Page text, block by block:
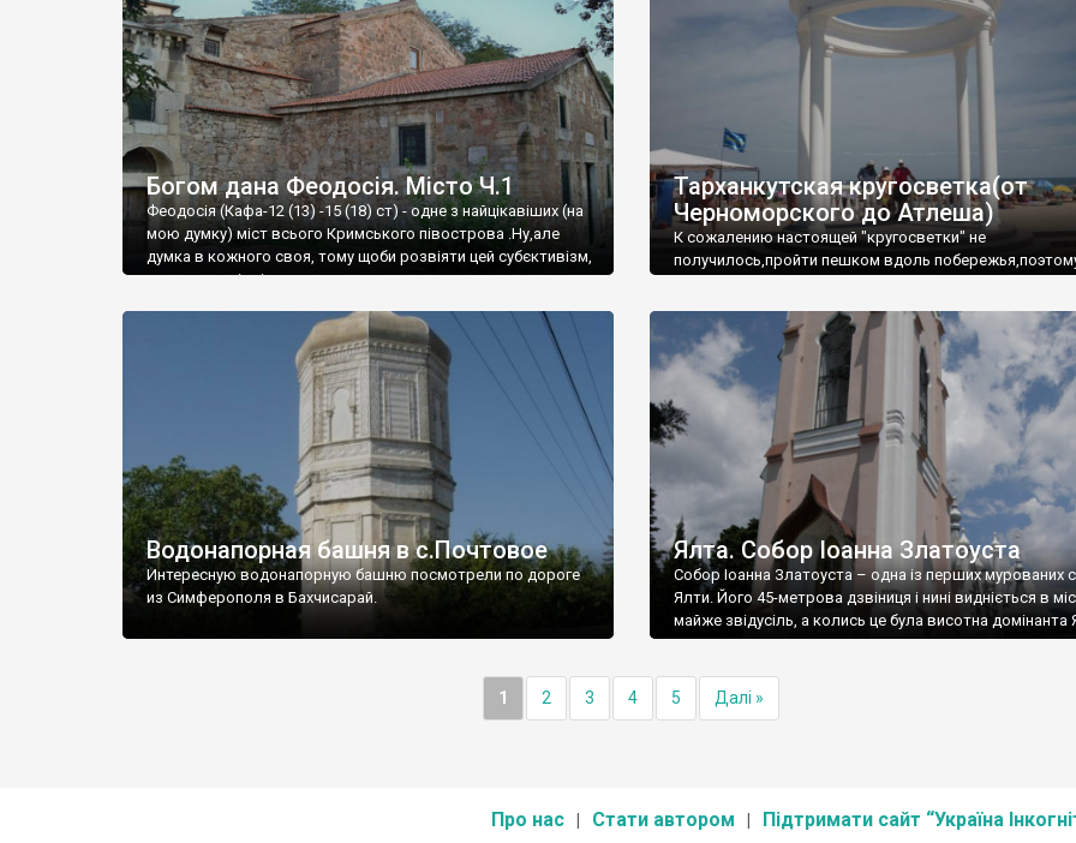
Богом дана Феодосія. Місто Ч.1
Феодосія (Кафа-12 (13) -15 (18) ст) - одне з найцікавіших (на
мою думку) міст всього Кримського півострова .Ну,але
думка в кожного своя, тому щоби розвіяти цей субєктивізм,
запрошую відвідати це
Тарханкутская кругосветка(от
Черноморского до Атлеша)
К сожалению настоящей "кругосветки" не
получилось,пройти пешком вдоль
Водонапорная башня в с.Почтовое
Интересную водонапорную башню посмотрели по дороге
из Симферополя в Бахчисарай.
Ялта. Собор Іоанна Златоуста
Собор Іоанна Златоуста – одна із перших мурованих
Ялти. Його 45-метрова дзвіниця і нині видніється в
майже звідусіль, а колись це була висотна домінанта
1 2 3 4 5 Далі »
Про нас Стати автором Підтримати сайт “Україна